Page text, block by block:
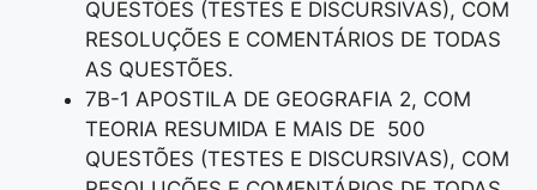
QUESTÕES (TESTES E DISCURSIVAS), COM
RESOLUÇÕES E COMENTÁRIOS DE TODAS
AS QUESTÕES.
7B-1 APOSTILA DE GEOGRAFIA 2, COM
TEORIA RESUMIDA E MAIS DE 500
QUESTÕES (TESTES E DISCURSIVAS), COM